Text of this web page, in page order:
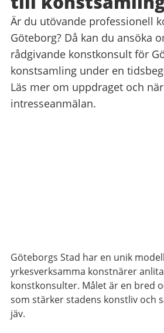
Är du utövande professionell
Göteborg? Då kan du ansöka
rådgivande konstkonsult för
konstsamling under en
Läs mer om uppdraget och
intresseanmälan.
Göteborgs Stad har en unik
yrkesverksamma konstnärer
konstkonsulter. Målet är en bred
som stärker stadens konstliv och
jäv.